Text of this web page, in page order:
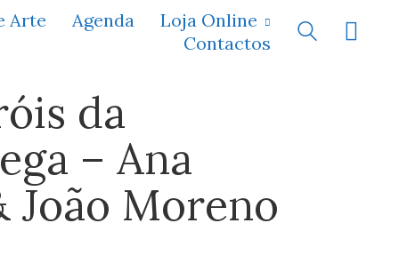
Arte Agenda
Loja Online
Contactos
da
– Ana
João Moreno